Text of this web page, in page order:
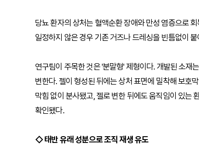
당뇨 환자의 상처는 혈액순환 장애와 만성 염증으로
일정하지 않은 경우 기존 거즈나 드레싱을 빈틈없이
연구팀이 주목한 것은 '분말형' 제형이다. 개발된 소재
변한다. 젤이 형성된 뒤에는 상처 표면에 밀착해 보호
막힘 없이 분사됐고, 젤로 변한 뒤에도 움직임이 있는
확인됐다.
◇ 태반 유래 성분으로 조직 재생 유도